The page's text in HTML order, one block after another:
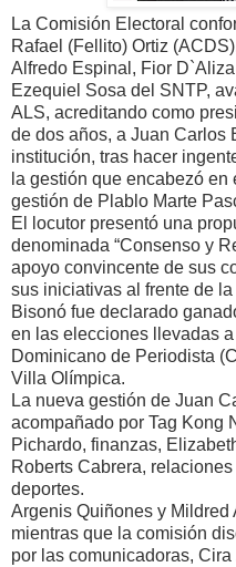
La Comisión Electoral
Rafael (Fellito) Ortiz
Alfredo Espinal, Fior
Ezequiel Sosa del SNTP,
ALS, acreditando como
de dos años, a Juan Carlos
institución, tras hacer
la gestión que encabezó en
gestión de Plablo Marte
El locutor presentó una
denominada “Consenso y
apoyo convincente de sus
sus iniciativas al frente de
Bisonó fue declarado
en las elecciones llevadas
Dominicano de Periodista
Villa Olímpica.
La nueva gestión de Juan
acompañado por Tag Kong
Pichardo, finanzas,
Roberts Cabrera,
deportes.
Argenis Quiñones y Mildred
mientras que la comisión
por las comunicadoras,